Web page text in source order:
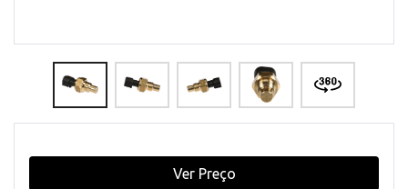
Ver Preço